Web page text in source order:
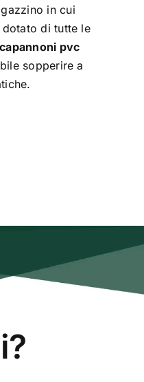
in cui
di tutte le
capannoni pvc
sopperire a